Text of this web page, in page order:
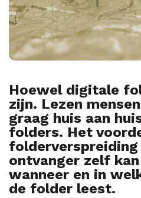
Hoewel digitale
zijn. Lezen
graag huis aan
folders. Het
ontvanger zelf
wanneer en in
de folder leest.